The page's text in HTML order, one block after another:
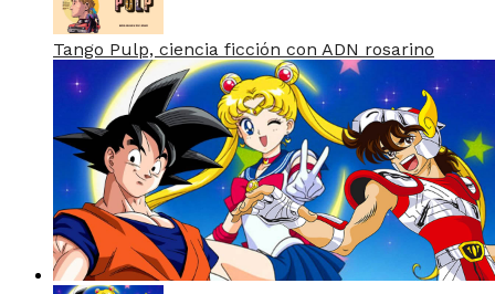
Tango Pulp, ciencia ficción con ADN rosarino